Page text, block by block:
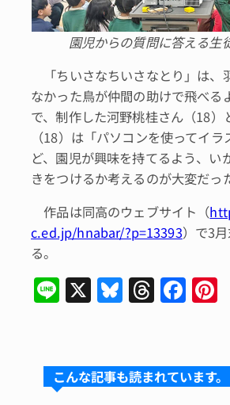
園児からの質問に答える生
「ちいさなちいさなとり」は、
なかった鳥が仲間の助けで飛べる
で、制作した河野桃桂さん（18）
（18）は「パソコンを使ってイラ
ど、園児が興味を持てるよう、い
きをつけるか考えるのが大変だっ
作品は同高のウェブサイト（
c.ed.jp/hnabar/?p=13393）で3
る。
Li X Bl
s
k
T
a
d
F
e
b
こんな記事も読まれています。